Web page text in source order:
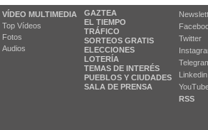
VÍDEO MULTIMEDIA
Top Vídeos
Fotos
Audios
GAZTEA
EL TIEMPO
TRÁFICO
SORTEOS GRATIS
ELECCIONES
LOTERÍA
TEMAS DE INTERÉS
PUEBLOS Y CIUDADES
SALA DE PRENSA
Twitter
Linkedin
RSS